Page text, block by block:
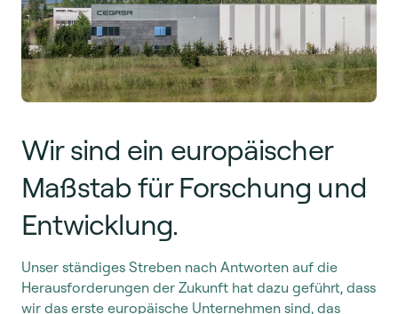
Wir sind ein europäischer
Maßstab für Forschung und
Entwicklung.
Unser ständiges Streben nach Antworten auf die
Herausforderungen der Zukunft hat dazu geführt, dass
wir das erste europäische Unternehmen sind, das